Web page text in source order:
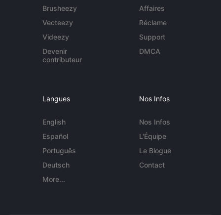
Brusheezy
Vecteezy
Videezy
Devenir
contributeur
Affaires
Réclame
Support
DMCA
Langues
English
Español
Português
Deutsch
More...
Nos Infos
Nos Infos
L'Équipe
Le Blogue
Contact